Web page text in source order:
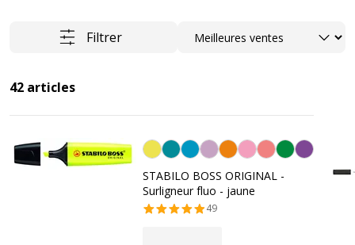
Filtrer Trier
42 articles
Jaune
STABILO BOSS ORIGINAL -
Surligneur fluo - jaune
49